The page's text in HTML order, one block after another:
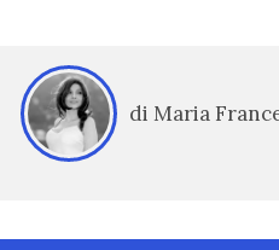
di Maria